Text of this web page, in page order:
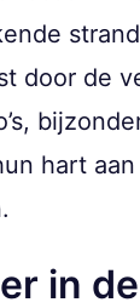
door de
hart
in